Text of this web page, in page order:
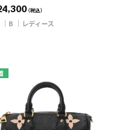
（税込）
B レディース